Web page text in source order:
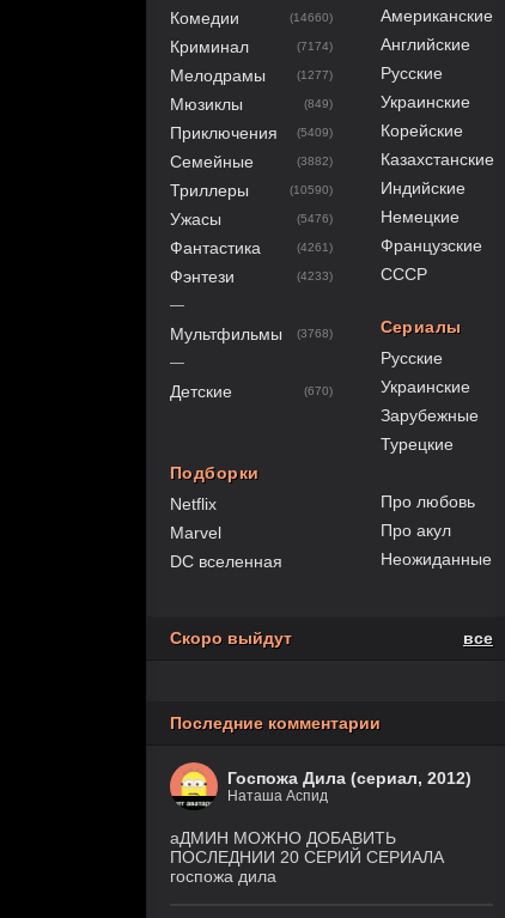
Комедии (14660)
Криминал (7174)
Мелодрамы (1277)
Мюзиклы (849)
Приключения (5409)
Семейные (3882)
Триллеры (10590)
Ужасы (5476)
Фантастика (4261)
Фэнтези (4233)
—
Мультфильмы (3768)
—
Детские (670)
Подборки
Netflix
Marvel
DC вселенная
Американские
Английские
Русские
Украинские
Корейские
Казахстанские
Индийские
Немецкие
Французские
СССР
Сериалы
Русские
Украинские
Зарубежные
Турецкие
Про любовь
Про акул
Неожиданные
Скоро выйдут все
Последние комментарии
Госпожа Дила (сериал, 2012)
Наташа Аспид
аДМИН МОЖНО ДОБАВИТЬ
ПОСЛЕДНИИ 20 СЕРИЙ СЕРИАЛА
госпожа дила